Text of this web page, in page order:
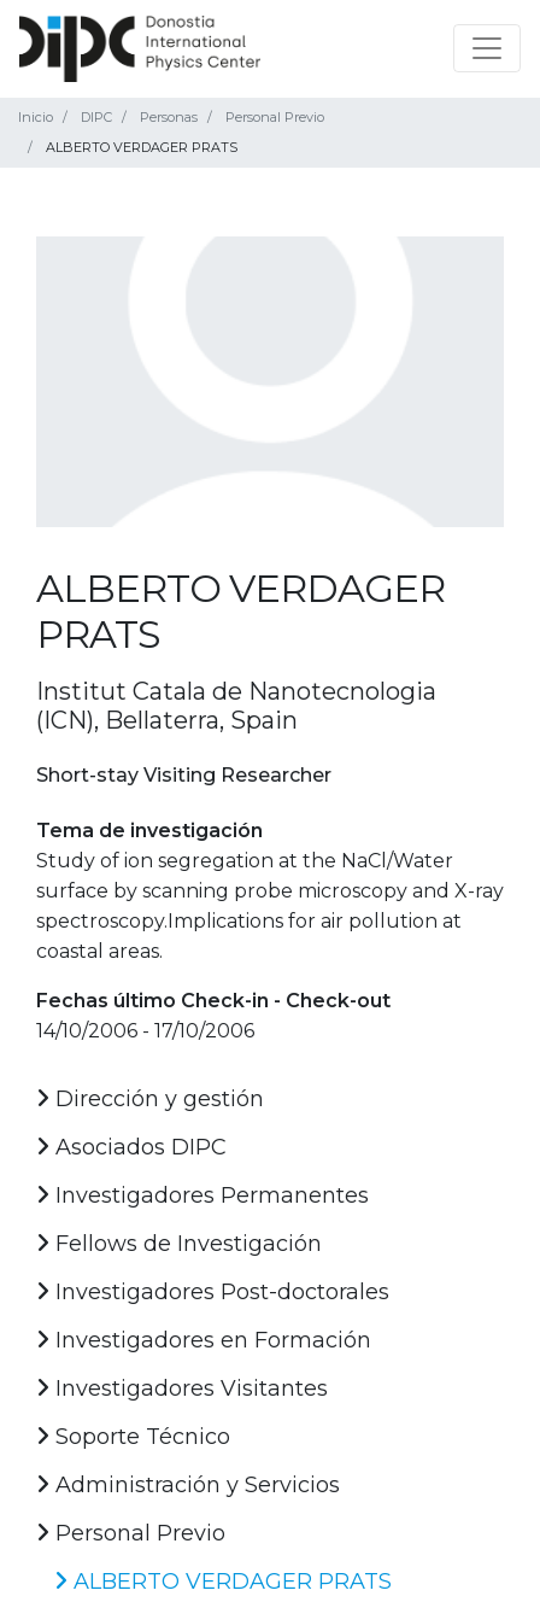
Inicio DIPC Personas
Personal Previo
ALBERTO VERDAGER PRATS
ALBERTO VERDAGER
PRATS
Institut Catala de Nanotecnologia
(ICN), Bellaterra, Spain
Short-stay Visiting Researcher
Tema de investigación
Study of ion segregation at the NaCl/Water
surface by scanning probe microscopy and X-ray
spectroscopy.Implications for air pollution at
coastal areas.
Fechas último Check-in - Check-out
14/10/2006 - 17/10/2006
Dirección y gestión
Asociados DIPC
Investigadores Permanentes
Fellows de Investigación
Investigadores Post-doctorales
Investigadores en Formación
Investigadores Visitantes
Soporte Técnico
Administración y Servicios
Personal Previo
ALBERTO VERDAGER PRATS